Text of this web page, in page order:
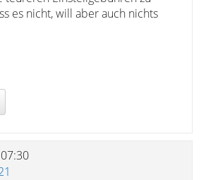
es nicht, will aber auch nichts